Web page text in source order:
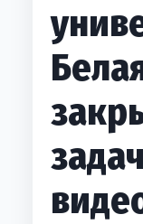
задач